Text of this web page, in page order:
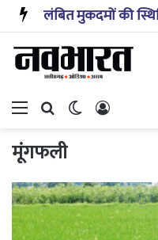
Menu Search forSwitch skin
मूंगफली